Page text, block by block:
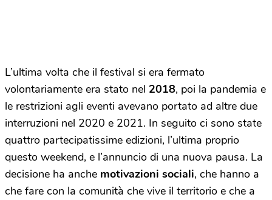
L’ultima volta che il festival si era fermato
volontariamente era stato nel 2018, poi la pandemia e
le restrizioni agli eventi avevano portato ad altre due
interruzioni nel 2020 e 2021. In seguito ci sono state
quattro partecipatissime edizioni, l’ultima proprio
questo weekend, e l’annuncio di una nuova pausa. La
decisione ha anche motivazioni sociali, che hanno a
che fare con la comunità che vive il territorio e che a